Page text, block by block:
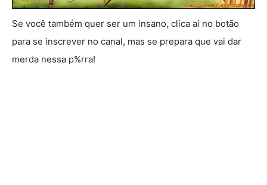
Se você também quer ser um insano, clica ai no botão
para se inscrever no canal, mas se prepara que vai dar
merda nessa p%rra!